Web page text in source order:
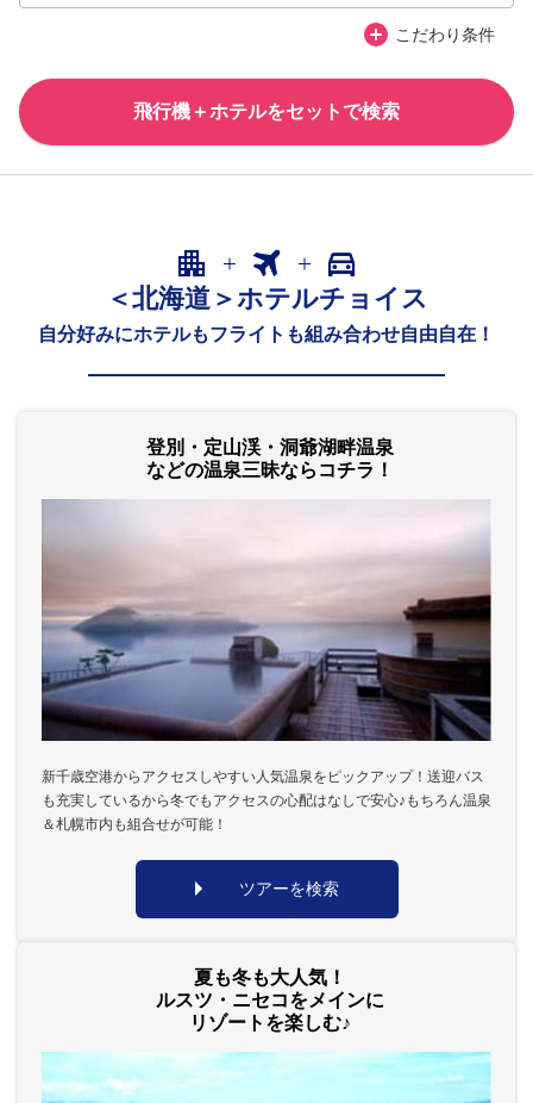
プチリゾートネイティブシー奄美
奄美大島
プチリゾートネイティブシー奄美
閉じる
こだわり条件
飛行機＋ホテルをセットで検索
＜北海道＞ホテルチョイス
自分好みにホテルもフライトも組み合わせ自由自在！
登別・定山渓・洞爺湖畔温泉
などの温泉三昧ならコチラ！
新千歳空港からアクセスしやすい人気温泉をピックアップ！送迎バス
も充実しているから冬でもアクセスの心配はなしで安心♪もちろん温泉
＆札幌市内も組合せが可能！
ツアーを検索
夏も冬も大人気！
ルスツ・ニセコをメインに
リゾートを楽しむ♪